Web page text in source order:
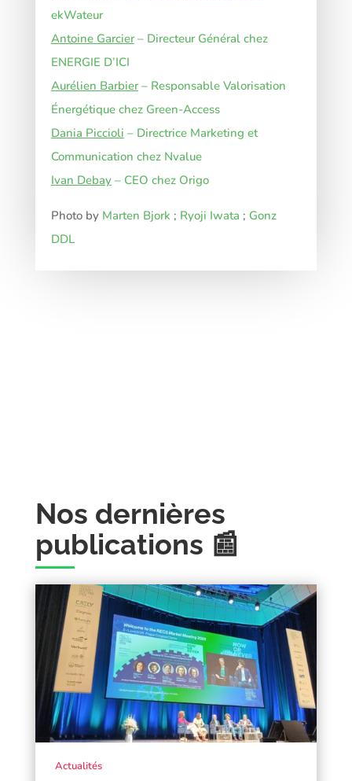
ekWateur
Antoine Garcier– Directeur Général chez
ENERGIE D’ICI
Aurélien Barbier– Responsable Valorisation
Énergétique chez Green-Access
Dania Piccioli – Directrice Marketing et
Communication chez Nvalue
Ivan Debay– CEO chez Origo
Photo by Marten Bjork ; Ryoji Iwata ; Gonz
DDL
Nos dernières
publications 📰
Actualités